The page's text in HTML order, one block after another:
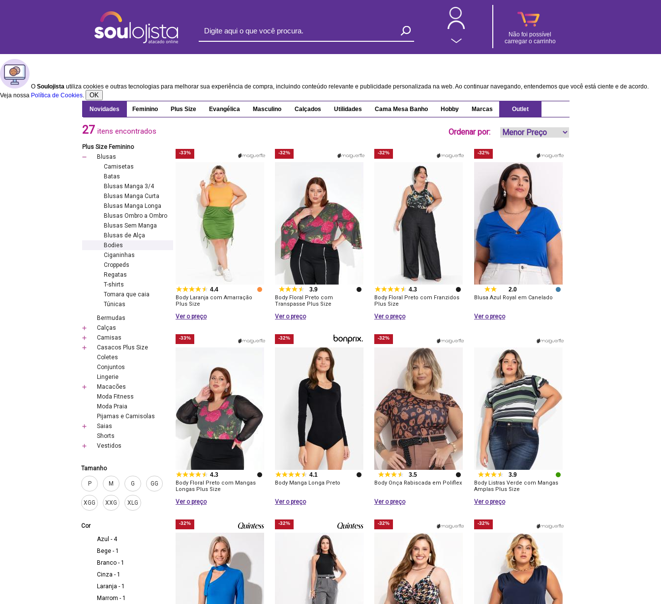
Não foi possível
carregar o carrinho
O Soulojista utiliza cookies e outras tecnologias para melhorar sua experiência de compra, incluindo conteúdo relevante e publicidade personalizada na web. Ao continuar navegando, entendemos que você está ciente e de acordo.
Veja nossa Política de Cookies. OK
Novidades Feminino Plus Size Evangélica Masculino Calçados Utilidades Cama Mesa Banho Hobby Marcas Outlet
27 itens encontrados Ordenar por:
Plus Size Feminino
Blusas
Camisetas
Batas
Blusas Manga 3/4
Blusas Manga Curta
Blusas Manga Longa
Blusas Ombro a Ombro
Blusas Sem Manga
Blusas de Alça
Bodies
Ciganinhas
Croppeds
Regatas
T-shirts
Tomara que caia
Túnicas
Bermudas
Calças
Camisas
Casacos Plus Size
Coletes
Conjuntos
Lingerie
Macacões
Moda Fitness
Moda Praia
Pijamas e Camisolas
Saias
Shorts
Vestidos
Tamanho
P M G GG
XGG XXG XLG
Cor
Azul - 4
Bege - 1
Branco - 1
Cinza - 1
Laranja - 1
Marrom - 1
-33%
4.4
Body Laranja com Amarração
Plus Size
Ver o preço
-32%
3.9
Body Floral Preto com
Transpasse Plus Size
Ver o preço
-32%
4.3
Body Floral Preto com Franzidos
Plus Size
Ver o preço
-32%
2.0
Blusa Azul Royal em Canelado
Ver o preço
-33%
4.3
Body Floral Preto com Mangas
Longas Plus Size
Ver o preço
-32%
4.1
Body Manga Longa Preto
Ver o preço
-32%
3.5
Body Onça Rabiscada em Poliflex
Ver o preço
3.9
Body Listras Verde com Mangas
Amplas Plus Size
Ver o preço
-32% -32% -32% -32%